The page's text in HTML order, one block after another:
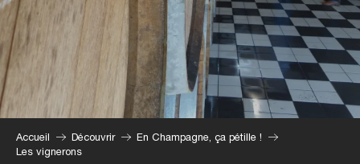
Accueil Découvrir
En Champagne, ça pétille !
Les vignerons